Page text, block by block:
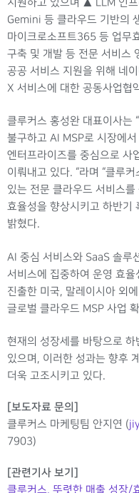
지원하고 있으며 ▲ LLM 인
Gemini 등 클라우드 기반의
마이크로소프트365 등 업무
구축 및 개발 등 전문 서비스
공공 서비스 지원을 위해 네
X 서비스에 대한 공동사업협
클루커스 홍성완 대표이사는
불구하고 AI MSP로 시장에
엔터프라이즈를 중심으로 사
이뤄내고 있다. “라며 “클루
있는 전문 클라우드 서비스
효율성을 향상시키고 하반기
밝혔다.
AI 중심 서비스와 SaaS 솔루
서비스에 집중하여 운영 효율
진출한 미국, 말레이시아 외
글로벌 클라우드 MSP 사업
현재의 성장세를 바탕으로
있으며, 이러한 성과는 향후
더욱 고조시키고 있다.
[보도자료 문의]
클루커스 마케팅팀 안지연 (
7903)
[관련기사 보기]
클루커스, 뚜렷한 매출 성장/